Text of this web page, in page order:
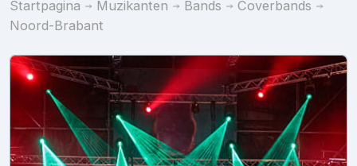
Startpagina Muzikanten Bands
Coverbands
Noord-Brabant